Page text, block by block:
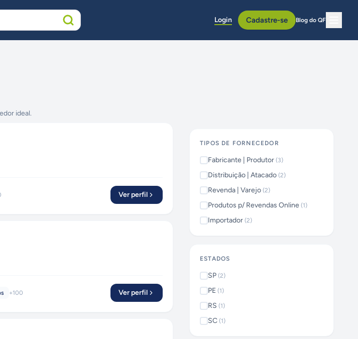
Login Cadastre-se Blog do QF
ideal.
Ver perfil
+100 Ver perfil
TIPOS DE FORNECEDOR
Fabricante | Produtor (3)
Distribuição | Atacado (2)
Revenda | Varejo (2)
Produtos p/ Revendas Online (1)
Importador (2)
ESTADOS
SP (2)
PE (1)
RS (1)
SC (1)